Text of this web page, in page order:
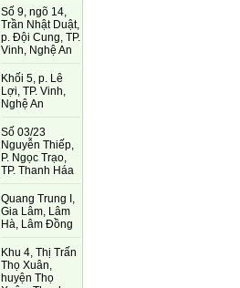
Số 9, ngõ 14,
Trần Nhật Duật,
p. Đội Cung, TP.
Vinh, Nghệ An
Khối 5, p. Lê
Lợi, TP. Vinh,
Nghệ An
Số 03/23
Nguyễn Thiếp,
P. Ngọc Trạo,
TP. Thanh Háa
Quang Trung I,
Gia Lâm, Lâm
Hà, Lâm Đồng
Khu 4, Thị Trấn
Thọ Xuân,
huyện Thọ